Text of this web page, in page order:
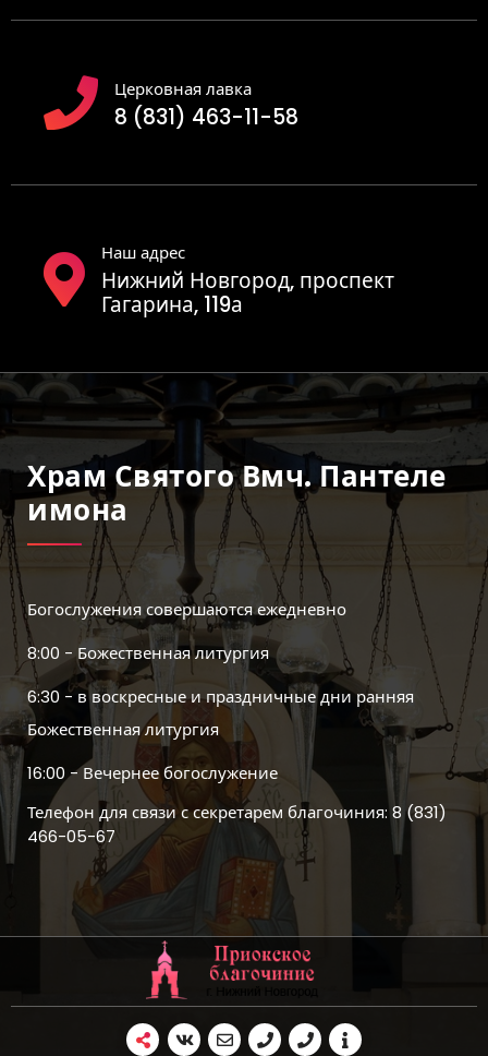
Церковная лавка
8 (831) 463-11-58
Наш адрес
Нижний Новгород, проспект
Гагарина, 119а
Храм Святого Вмч. Пантеле
Имона
Богослужения совершаются ежедневно
8:00 - Божественная литургия
6:30 - в воскресные и праздничные дни ранняя
Божественная литургия
16:00 - Вечернее богослужение
Телефон для связи с секретарем благочиния: 8 (831)
466-05-67